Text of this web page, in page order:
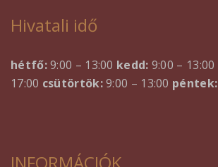
Hivatali idő
hétfő:9:00 – 13:00 kedd: 9:00 – 13:00
17:00 csütörtök:9:00 – 13:00 péntek: